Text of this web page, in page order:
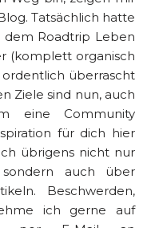
Tatsächlich hatte
Roadtrip Leben
(komplett organisch
überrascht
Ziele sind nun, auch
eine Community
für dich hier
übrigens nicht nur
auch über
Beschwerden,
ich gerne auf